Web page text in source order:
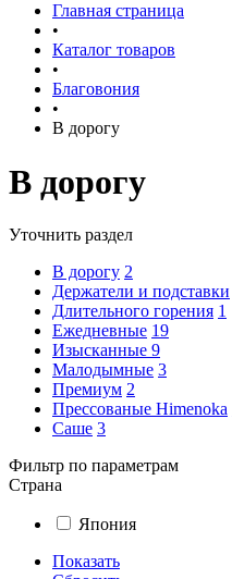
Главная страница
•
Каталог товаров
•
Благовония
•
В дорогу
В дорогу
Уточнить раздел
В дорогу 2
Держатели и подставки
Длительного горения 1
Ежедневные 19
Изысканные 9
Малодымные 3
Премиум 2
Прессованые Himenoka
Саше 3
Фильтр по параметрам
Страна
Япония
Показать